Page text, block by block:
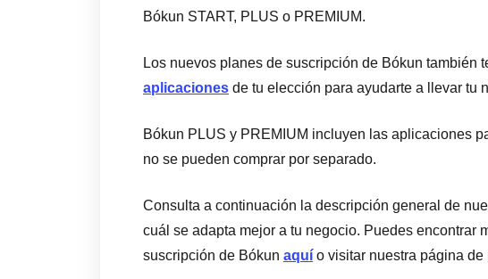
Bókun START, PLUS o PREMIUM.
Los nuevos planes de suscripción de Bókun también
aplicaciones de tu elección para ayudarte a llevar tu
Bókun PLUS y PREMIUM incluyen las aplicaciones
no se pueden comprar por separado.
Consulta a continuación la descripción general de
cuál se adapta mejor a tu negocio. Puedes encontrar
suscripción de Bókun aquí o visitar nuestra página de